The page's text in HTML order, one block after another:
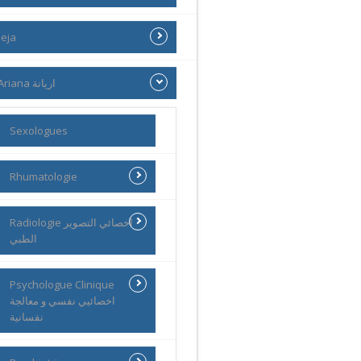
Ariana اريانة
Sexologues
Rhumatologie
Radiologie اخصائي التصوير
الطبي
Psychologue Clinique
اخصائيي نفسي و معالجة
نفسانية